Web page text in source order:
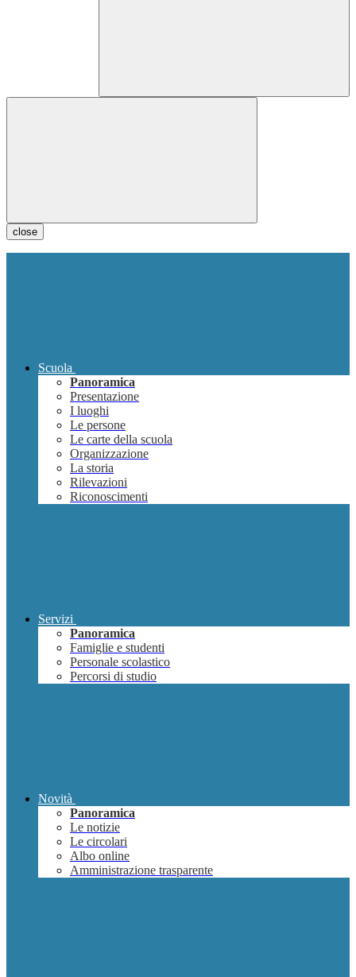
close
Scuola
Panoramica
Presentazione
I luoghi
Le persone
Le carte della scuola
Organizzazione
La storia
Rilevazioni
Riconoscimenti
Servizi
Panoramica
Famiglie e studenti
Personale scolastico
Percorsi di studio
Novità
Panoramica
Le notizie
Le circolari
Albo online
Amministrazione trasparente